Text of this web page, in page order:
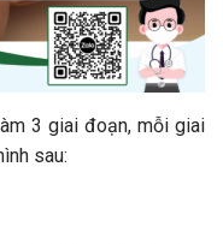
3 giai đoạn, mỗi giai
sau: